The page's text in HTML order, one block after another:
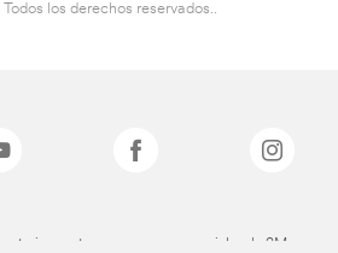
los derechos reservados..
son marcas comerciales de 3M.